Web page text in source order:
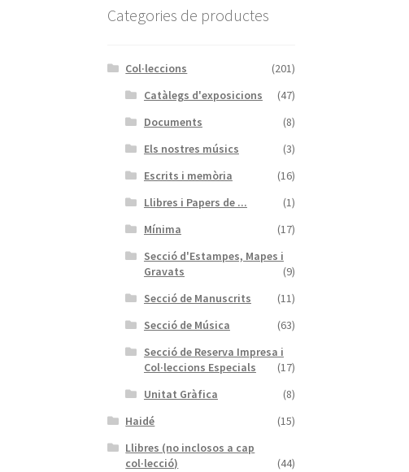
Categories de productes
Col·leccions
(201)
Catàlegs d'exposicions
(47)
Documents
(8)
Els nostres músics
(3)
Escrits i memòria
(16)
Llibres i Papers de ...
(1)
Mínima
(17)
Secció d'Estampes, Mapes i
Gravats
(9)
Secció de Manuscrits
(11)
Secció de Música
(63)
Secció de Reserva Impresa i
Col·leccions Especials
(17)
Unitat Gràfica
(8)
Haidé
(15)
Llibres (no inclosos a cap
col·lecció)
(44)